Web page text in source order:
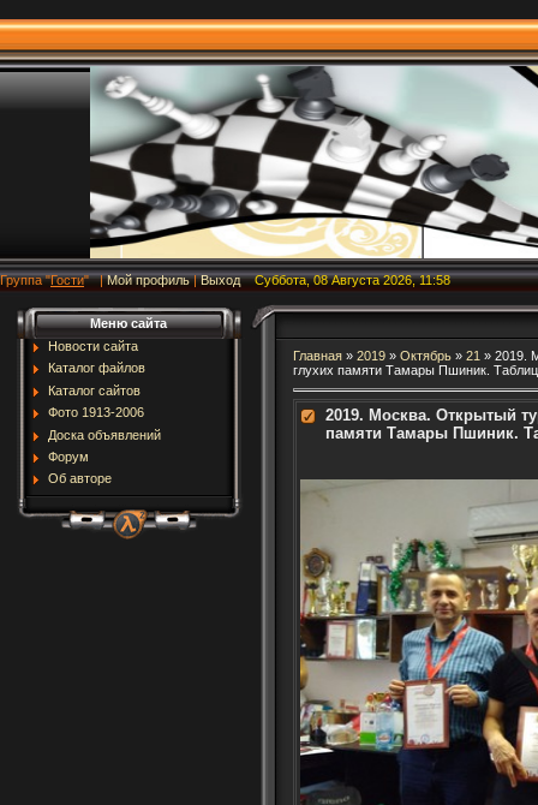
Группа"Гости" |Мой профиль |Выход Суббота, 08 Августа 2026, 11:58
Меню сайта
Новости сайта
Каталог файлов
Каталог сайтов
Фото 1913-2006
Доска объявлений
Форум
Об авторе
Главная» 2019 » Октябрь » 21 » 2019.
глухих памяти Тамары Пшиник.
2019. Москва. Открытый
памяти Тамары Пшиник.